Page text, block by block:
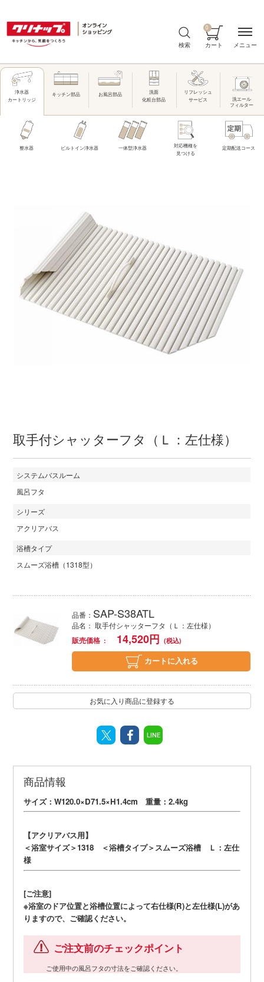
検索 カート
0
浄水器
カートリッジ
キッチン部品 お風呂部品
洗面
化粧台部品
リフレッシュ
サービス
洗エール
フィルター
整水器 ビルトイン浄水器 一体型浄水器
対応機種を
見つける
定期配送コース
取手付シャッターフタ（Ｌ：左仕様）
システムバスルーム
風呂フタ
シリーズ
アクリアバス
浴槽タイプ
スムーズ浴槽（1318型）
品番： SAP-S38ATL
品名： 取手付シャッターフタ（Ｌ：左仕様）
販売価格
14,520円
カートに入れる
お気に入り商品に登録する
LINE
商品情報
サイズ：W120.0×D71.5×H1.4cm 重量：2.4kg
【アクリアバス用】
＜浴室サイズ＞1318 ＜浴槽タイプ＞スムーズ浴槽 Ｌ：左仕
様
[ご注意]
※浴室のドア位置と浴槽位置によって右仕様(R)と左仕様(L)があ
りますので、ご確認ください。
ご注文前のチェックポイント
ご使用中の風呂フタの寸法をご確認ください。
メニュー